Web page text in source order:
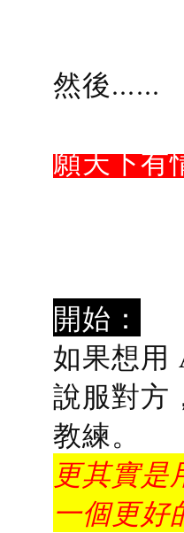
然後......
願天下有
開始：
如果想用
說服對
教練。
更其實
一個更好